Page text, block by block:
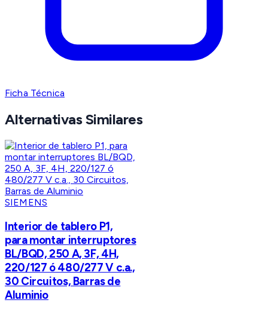
Ficha Técnica
Alternativas Similares
SIEMENS
Interior de tablero P1,
para montar interruptores
BL/BQD, 250 A, 3F, 4H,
220/127 ó 480/277 V c.a.,
30 Circuitos, Barras de
Aluminio